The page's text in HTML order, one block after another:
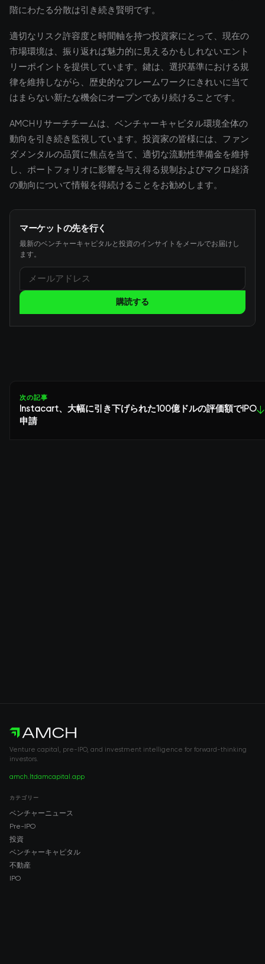
階にわたる分散は引き続き賢明です。
適切なリスク許容度と時間軸を持つ投資家にとって、現在の
市場環境は、振り返れば魅力的に見えるかもしれないエント
リーポイントを提供しています。鍵は、選択基準における規
律を維持しながら、歴史的なフレームワークにきれいに当て
はまらない新たな機会にオープンであり続けることです。
AMCHリサーチチームは、ベンチャーキャピタル環境全体の
動向を引き続き監視しています。投資家の皆様には、ファン
ダメンタルの品質に焦点を当て、適切な流動性準備金を維持
し、ポートフォリオに影響を与え得る規制およびマクロ経済
の動向について情報を得続けることをお勧めします。
マーケットの先を行く
最新のベンチャーキャピタルと投資のインサイトをメールでお届けし
ます。
購読する
次の記事
Instacart、大幅に引き下げられた100億ドルの評価額でIPO
申請
↓
Venture capital, pre-IPO, and investment intelligence for forward-thinking
investors.
amch.ltdamcapital.app
カテゴリー
ベンチャーニュース
Pre-IPO
投資
ベンチャーキャピタル
不動産
IPO